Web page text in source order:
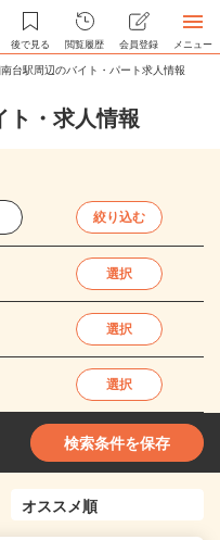
後で見る 閲覧履歴 会員登録 メニュー
台駅周辺のバイト・パート求人情報
ト・求人情報
絞り込む
選択
選択
選択
検索条件を保存